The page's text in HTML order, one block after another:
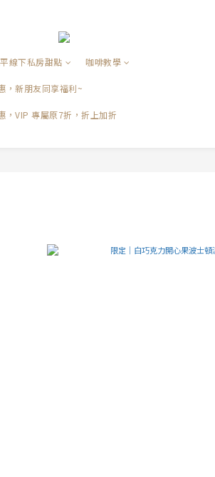
線下私房甜點 咖啡教學
，新朋友同享福利~
，VIP 專屬原7折，折上加折